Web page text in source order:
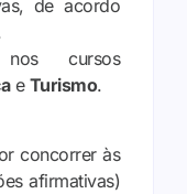
de acordo
cursos
e Turismo.
concorrer às
afirmativas)